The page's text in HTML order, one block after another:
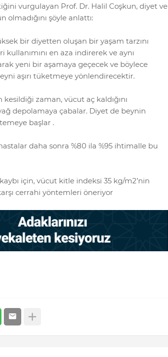
vurgulayan Prof. Dr. Halil Coşkun, diyet ve
şöyle anlattı:
bir diyetten oluşan bir yaşam tarzını
en aza indirerek ve aynı
yeni bir aşamaya geçecek ve böylece
aşırı tüketmeye yönlendirecektir.
zaman, vücut aç kaldığını
depolamaya çabalar. Diyet de beynin
başlar .
daha sonra %80 ila %95 ihtimalle bu
için, vücut kitle indeksi 35 kg/m2’nin
cerrahi yöntemleri öneriyor